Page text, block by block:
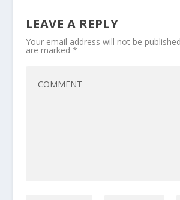
LEAVE A REPLY
Your email address will not be
are marked *